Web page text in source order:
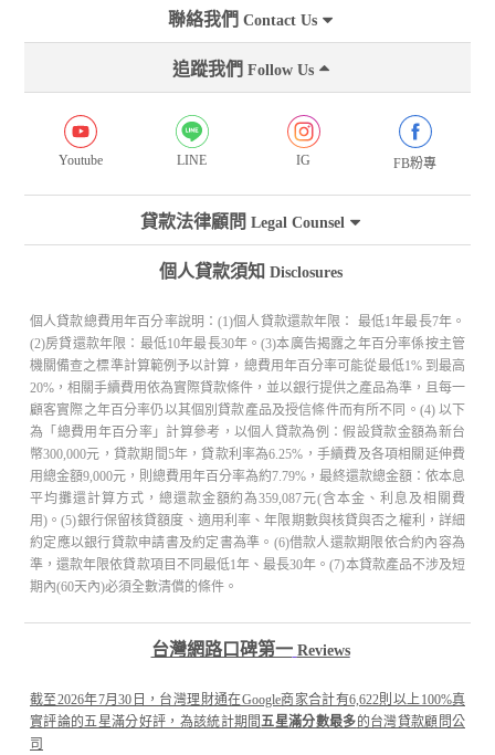
聯絡我們 Contact Us
追蹤我們 Follow Us
Youtube LINE IG FB粉專
貸款法律顧問 Legal Counsel
個人貸款須知 Disclosures
個人貸款總費用年百分率說明：(1)個人貸款還款年限： 最低1年最長7年。
(2)房貸還款年限：最低10年最長30年。(3)本廣告揭露之年百分率係按主管
機關備查之標準計算範例予以計算，總費用年百分率可能從最低1% 到最高
20%，相關手續費用依為實際貸款條件，並以銀行提供之產品為準，且每一
顧客實際之年百分率仍以其個別貸款產品及授信條件而有所不同。(4) 以下
為「總費用年百分率」計算參考，以個人貸款為例：假設貸款金額為新台
幣300,000元，貸款期間5年，貸款利率為6.25%，手續費及各項相關延伸費
用總金額9,000元，則總費用年百分率為約7.79%，最終還款總金額：依本息
平均攤還計算方式，總還款金額約為359,087元(含本金、利息及相關費
用)。(5)銀行保留核貸額度、適用利率、年限期數與核貸與否之權利，詳細
約定應以銀行貸款申請書及約定書為準。(6)借款人還款期限依合約內容為
準，還款年限依貸款項目不同最低1年、最長30年。(7)本貸款產品不涉及短
期內(60天內)必須全數清償的條件。
台灣網路口碑第一 Reviews
截至2026年7月30日，台灣理財通在Google商家合計有6,622則以上100%真
實評論的五星滿分好評，為該統計期間 五星滿分數最多的台灣貸款顧問公
司